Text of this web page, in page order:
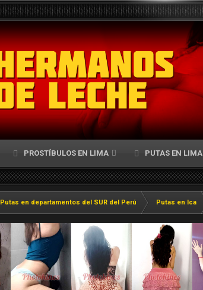
PROSTÍBULOS EN LIMA PUTAS EN LIMA
Putas en departamentos del SUR del Perú Putas en Ica